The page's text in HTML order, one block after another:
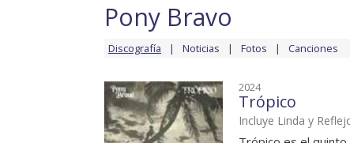
Pony Bravo
Discografía Noticias Fotos Canciones
2024
Trópico
Incluye Linda y